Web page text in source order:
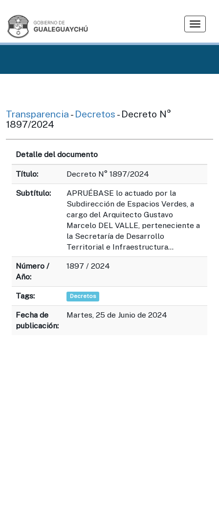
T
g
i
n
Transparencia - Decretos - Decreto N°
1897/2024
Detalle del documento
Título: Decreto N° 1897/2024
Subtítulo:
APRUÉBASE lo actuado por la
Subdirección de Espacios Verdes, a
cargo del Arquitecto Gustavo
Marcelo DEL VALLE, perteneciente a
la Secretaría de Desarrollo
Territorial e Infraestructura...
Número /
Año:
1897 / 2024
Tags: Decretos
Fecha de
publicación:
Martes, 25 de Junio de 2024